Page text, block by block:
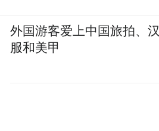
外国游客爱上中国旅拍、汉
服和美甲